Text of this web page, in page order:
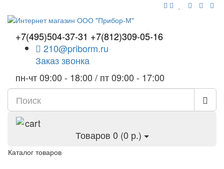
+7(495)504-37-31 +7(812)309-05-16
210@priborm.ru
Заказ звонка
пн-чт 09:00 - 18:00 / пт 09:00 - 17:00
Товаров 0 (0 р.)
Каталог товаров